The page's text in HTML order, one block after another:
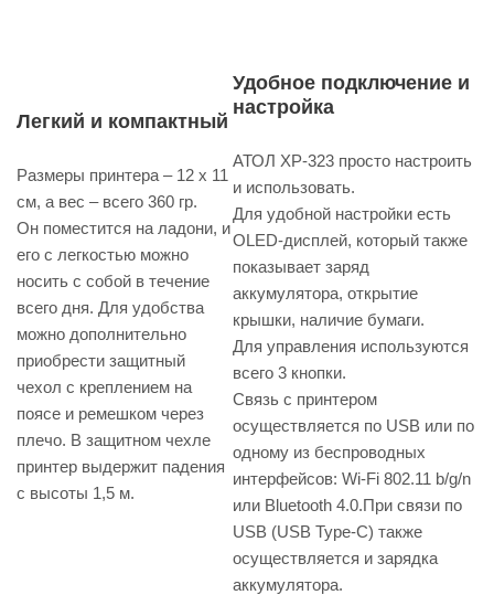
Легкий и компактный
Размеры принтера – 12 х 11
см, а вес – всего 360 гр.
Он поместится на ладони, и
его с легкостью можно
носить с собой в течение
всего дня. Для удобства
можно дополнительно
приобрести защитный
чехол с креплением на
поясе и ремешком через
плечо. В защитном чехле
принтер выдержит падения
с высоты 1,5 м.
Удобное подключение и
настройка
АТОЛ XP-323 просто настроить
и использовать.
Для удобной настройки есть
OLED-дисплей, который также
показывает заряд
аккумулятора, открытие
крышки, наличие бумаги.
Для управления используются
всего 3 кнопки.
Связь с принтером
осуществляется по USB или по
одному из беспроводных
интерфейсов: Wi-Fi 802.11 b/g/n
или Bluetooth 4.0.При связи по
USB (USB Type-C) также
осуществляется и зарядка
аккумулятора.